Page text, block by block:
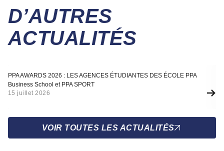
D’AUTRES
ACTUALITÉS
Actualité
PPA AWARDS 2026 : LES AGENCES ÉTUDIANTES DES ÉCOLE PPA
Business School et PPA SPORT
15 juillet 2026
VOIR TOUTES LES ACTUALITÉS